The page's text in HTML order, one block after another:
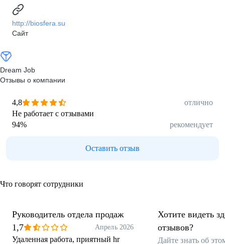
http://biosfera.su
Сайт
Dream Job
Отзывы о компании
4,8
отлично
Не работает с отзывами
94% рекомендует
Оставить отзыв
Что говорят сотрудники
Руководитель отдела продаж
1,7
Апрель 2026
Удаленная работа, приятный hr
Хотите видеть
отзывов?
Дайте знать об